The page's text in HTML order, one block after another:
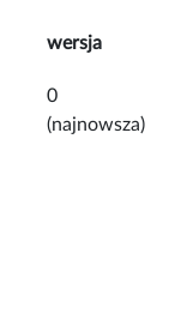
wersja
0
(najnowsza)